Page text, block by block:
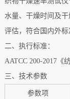
水量、干燥时间及
评估，符合国内外标
二、执行标准：
AATCC 200-2017《
三、技术参数
参数项